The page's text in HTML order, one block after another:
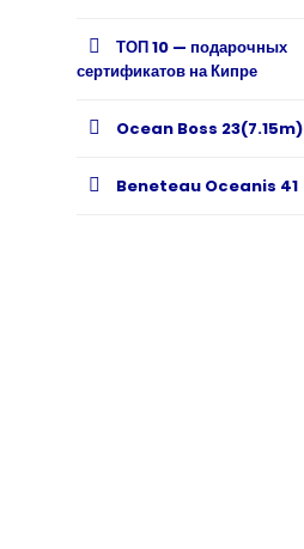
ТОП 10 — подарочных
сертификатов на Кипре
Ocean Boss 23(7.15m)
Beneteau Oceanis 41